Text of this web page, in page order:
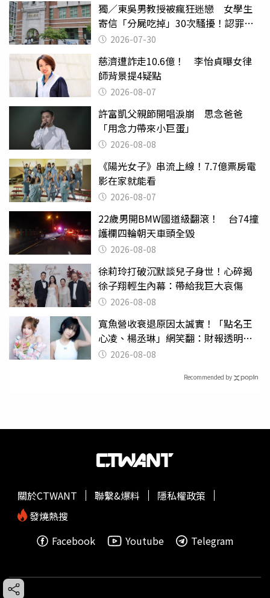
獨／東吳男教授被瘋狂迷戀 女學生
寄信「分屍吃掉」30次騷擾！認罪免
關 2026-07-30
慈濟遭詐走10.6億！ 李怡貞曝女律
師背景提4疑點
2026-08-07
許富凱父親節開唱淚崩 思念爸爸
「用念力帶來小巨蛋」
2026-08-08
《陽光女子》串流上線！7.7億票房電
影在家就能看
2026-08-07
22歲男開BMW國道級翻滾！ 台74撞
護欄四輪朝天車頭全毀
2026-08-08
徐莉玲打破沉默談兒子身世！心碎揭
徐子翔輕生內幕：帶給我巨大哀傷
2026-08-08
寬魚營收衰退原因太誠實！「點名王
心凌、楊丞琳」網笑翻：財報透明度
滿分2026-08-08
Recommended by
關於CTWANT 聯繫&爆料
隱私權政策
發燒熱搜
Facebook
Youtube Telegram